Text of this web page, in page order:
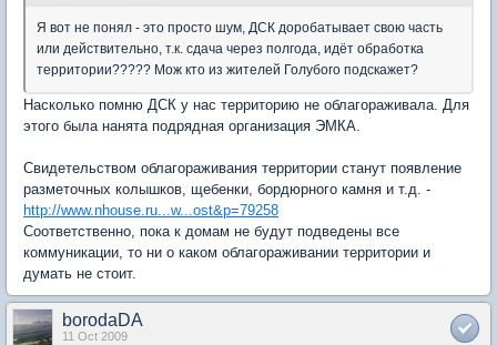
Я вот не понял - это просто шум, ДСК доробатывает свою часть
или действительно, т.к. сдача через полгода, идёт обработка
территории????? Мож кто из жителей Голубого подскажет?
Насколько помню ДСК у нас территорию не облагораживала. Для
этого была нанята подрядная организация ЭМКА.
Свидетельством облагораживания территории станут появление
разметочных колышков, щебенки, бордюрного камня и т.д. -
http://www.nhouse.ru...w...ost&p=79258
Соответственно, пока к домам не будут подведены все
коммуникации, то ни о каком облагораживании территории и
думать не стоит.
borodaDA
11 Oct 2009